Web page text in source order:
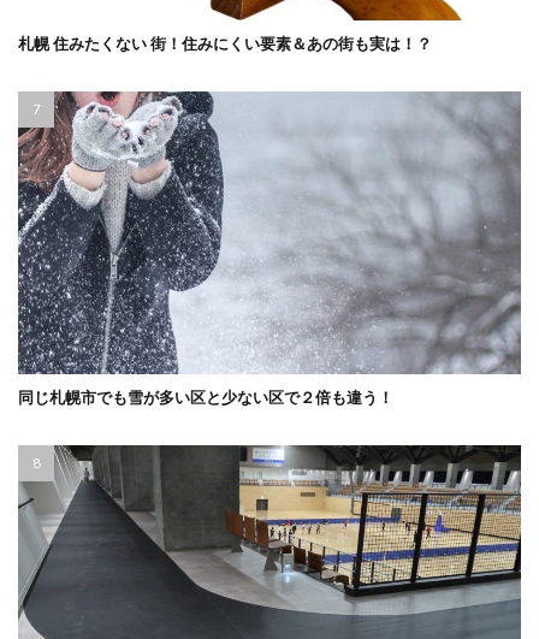
札幌 住みたくない 街！住みにくい要素＆あの街も実は！？
同じ札幌市でも雪が多い区と少ない区で２倍も違う！